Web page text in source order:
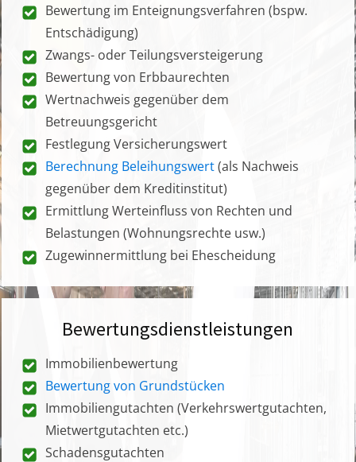
Bewertung im Enteignungsverfahren (bspw.
Entschädigung)
Zwangs- oder Teilungsversteigerung
Bewertung von Erbbaurechten
Wertnachweis gegenüber dem
Betreuungsgericht
Festlegung Versicherungswert
Berechnung Beleihungswert(als Nachweis
gegenüber dem Kreditinstitut)
Ermittlung Werteinfluss von Rechten und
Belastungen (Wohnungsrechte usw.)
Zugewinnermittlung bei Ehescheidung
Bewertungsdienstleistungen
Immobilienbewertung
Bewertung von Grundstücken
Immobiliengutachten (Verkehrswertgutachten,
Mietwertgutachten etc.)
Schadensgutachten